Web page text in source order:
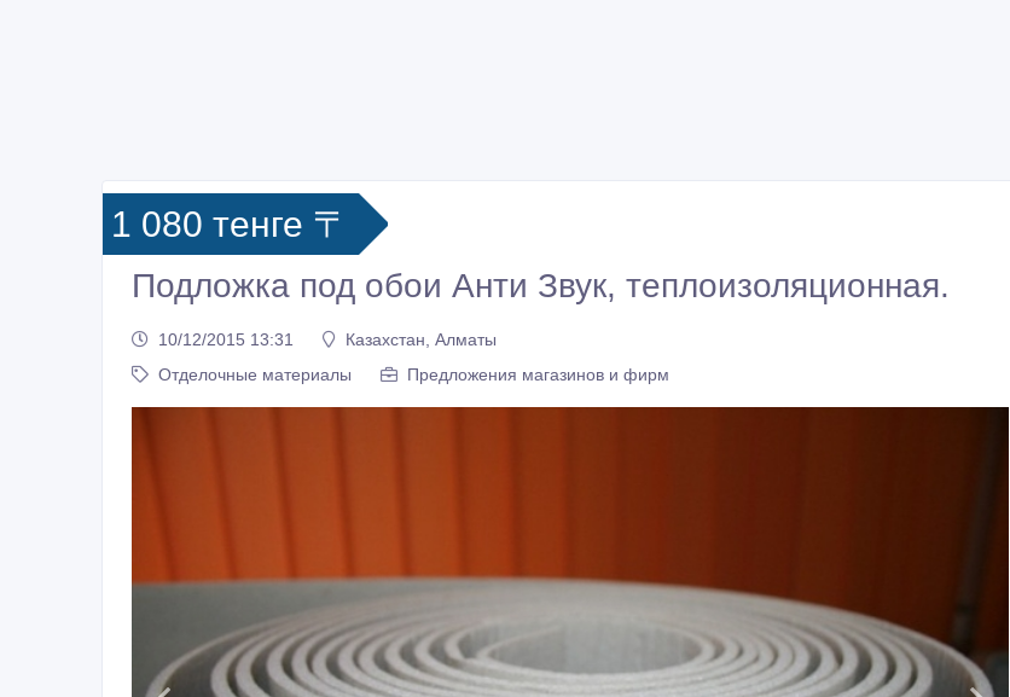
1 080 тенге 〒
Подложка под обои Анти Звук, теплоизоляционная.
10/12/2015 13:31
Казахстан, Алматы
Отделочные материалы
Предложения магазинов и фирм